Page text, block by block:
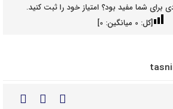
برای شما مفید بود؟ امتیاز خود را ثبت کنید.
[کل: 0میانگین: 0
]